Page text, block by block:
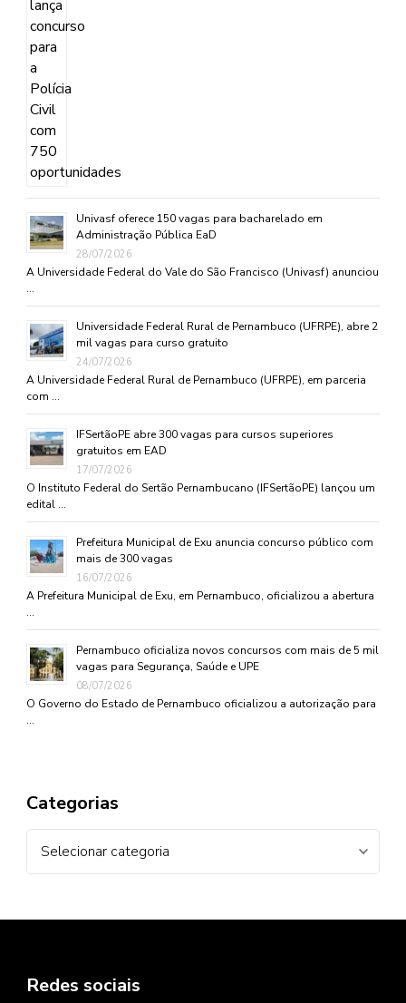
Univasf oferece 150 vagas para bacharelado em
Administração Pública EaD
28/07/2026
A Universidade Federal do Vale do São Francisco (Univasf) anunciou
…
Universidade Federal Rural de Pernambuco (UFRPE), abre 2
mil vagas para curso gratuito
24/07/2026
A Universidade Federal Rural de Pernambuco (UFRPE), em parceria
com …
IFSertãoPE abre 300 vagas para cursos superiores
gratuitos em EAD
17/07/2026
O Instituto Federal do Sertão Pernambucano (IFSertãoPE) lançou um
edital …
Prefeitura Municipal de Exu anuncia concurso público com
mais de 300 vagas
16/07/2026
A Prefeitura Municipal de Exu, em Pernambuco, oficializou a abertura
…
Pernambuco oficializa novos concursos com mais de 5 mil
vagas para Segurança, Saúde e UPE
08/07/2026
O Governo do Estado de Pernambuco oficializou a autorização para
…
Categorias
Redes sociais